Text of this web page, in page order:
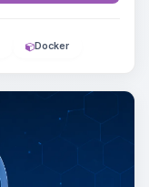
Docker